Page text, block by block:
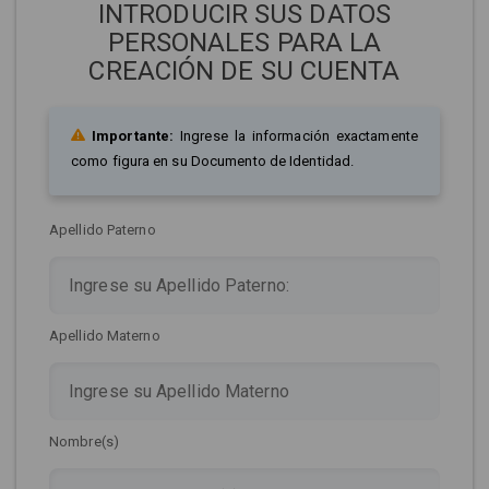
INTRODUCIR SUS DATOS
PERSONALES PARA LA
CREACIÓN DE SU CUENTA
Importante: Ingrese la información exactamente
como figura en su Documento de Identidad.
Apellido Paterno
Apellido Materno
Nombre(s)